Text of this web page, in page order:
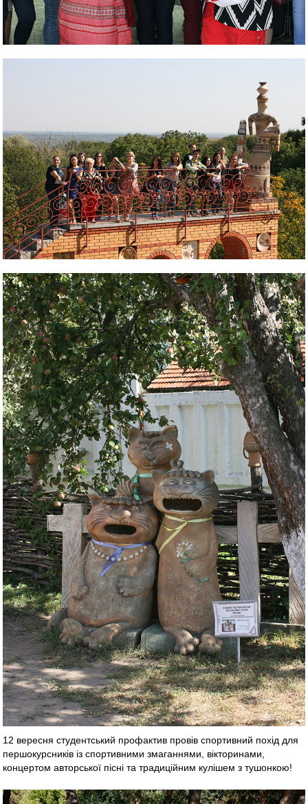
12 вересня студентський профактив провів спортивний похід для
першокурсників із спортивними змаганнями, вікторинами,
концертом авторської пісні та традиційним кулішем з тушонкою!